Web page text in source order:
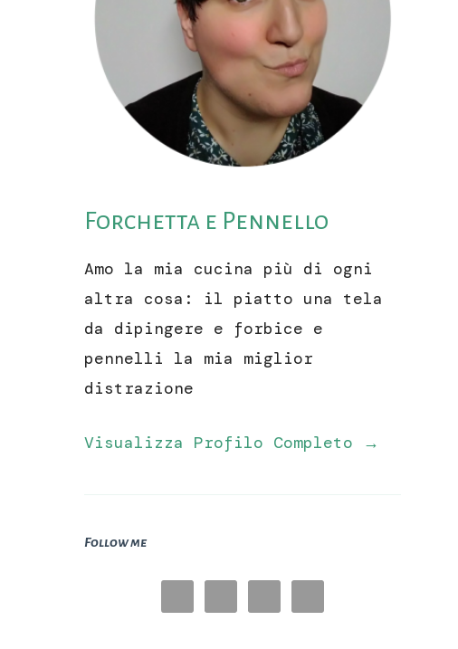
Forchetta e Pennello
Amo la mia cucina più di ogni
altra cosa: il piatto una tela
da dipingere e forbice e
pennelli la mia miglior
distrazione
Visualizza Profilo Completo →
Follow me